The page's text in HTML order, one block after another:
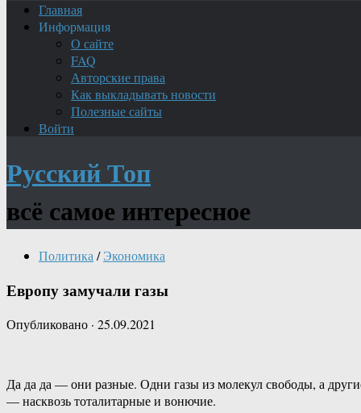
Главная
Информация
О сайте
FAQ
Авторские права
Как выкладывать новости
Полезные сайты
Войти
Русский Топ
всё самое интересное
Политика / Экономика
Европу замучали газы
Опубликовано · 25.09.2021
Да да да — они разные. Одни газы из молекул свободы, а
— насквозь тоталитарные и вонючие.